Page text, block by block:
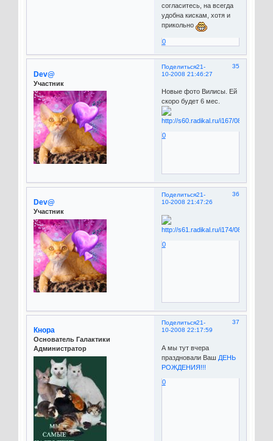
согласитесь, на всегда
удобна кискам, хотя и
прикольно
0
Поделиться 35
21-
10-2008 21:46:27
Dev@
Участник
Новые фото Вилисы. Ей
скоро будет 6 мес.
0
Поделиться 36
21-
10-2008 21:47:26
Dev@
Участник
0
Поделиться 37
21-
10-2008 22:17:59
Кнора
Основатель Галактики
Администратор
А мы тут вчера
праздновали Ваш ДЕНЬ
РОЖДЕНИЯ!!!
0